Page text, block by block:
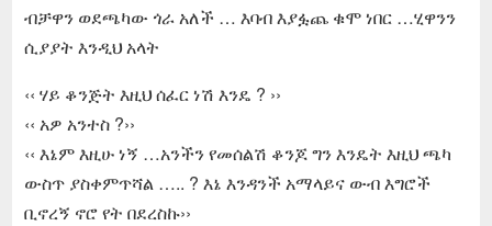
ብቻዋን ወደጫካው ጎራ አለች … እባብ እያፏጨ ቁሞ ነበር …ሂዋንን
ሲያያት እንዲህ አላት
‹‹ ሃይ ቆንጅት እዚህ ሰፈር ነሽ እንዴ ? ››
‹‹ አዎ አንተስ ?››
‹‹ እኔም እዚሁ ነኝ …አንችን የመሰልሽ ቆንጆ ግን እንዴት እዚህ ጫካ
ውስጥ ያስቀምጥሻል ….. ? እኔ እንዳንች አማላይና ውብ እግሮች
ቢኖረኝ ኖሮ የት በደረስኩ››